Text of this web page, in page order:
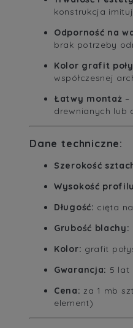
konstrukcja
Odporność na
brak potrzeby
Kolor grafit
współczesnej
Łatwy montaż –
drewnianych lub
Dane techniczne:
Szerokość
Wysokość
Długość: cięta
Grubość blachy:
Kolor: grafit
Gwarancja: 5 lat
Cena: za 1 mb
element)